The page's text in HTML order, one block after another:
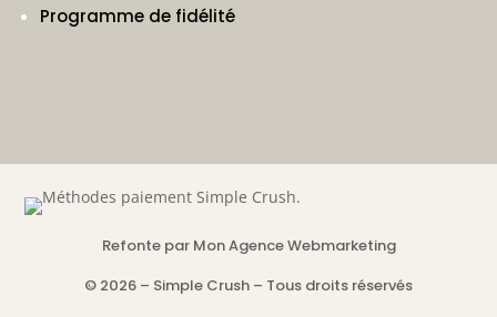
Programme de fidélité
Refonte par Mon Agence Webmarketing
© 2026 – Simple Crush – Tous droits réservés